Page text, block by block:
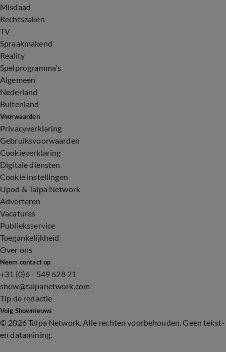
Misdaad
Rechtszaken
TV
Spraakmakend
Reality
Spelprogramma's
Algemeen
Nederland
Buitenland
Voorwaarden
Privacyverklaring
Gebruiksvoorwaarden
Cookieverklaring
Digitale diensten
Cookie instellingen
Upod & Talpa Network
Adverteren
Vacatures
Publieksservice
Toegankelijkheid
Over ons
Neem contact op
+31 (0)6 - 549 628 21
show@talpanetwork.com
Tip de redactie
Volg Shownieuws
© 2026 Talpa Network. Alle rechten voorbehouden. Geen tekst-
en datamining.